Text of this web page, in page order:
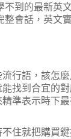
到的最新英
會話，英文
行語，該怎
找到合宜的
準表示時下最
住就把購買